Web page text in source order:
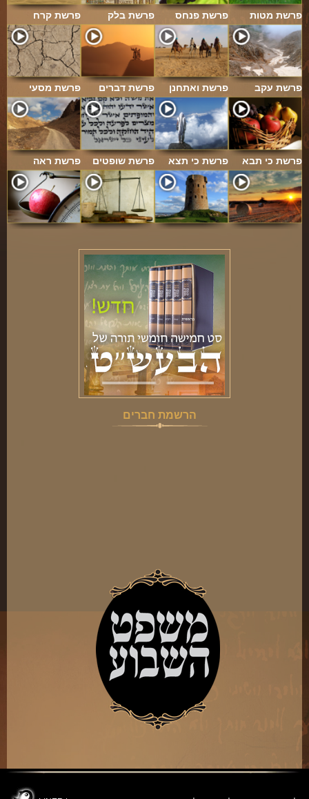
פרשת קרח פרשת בלק פרשת פנחס פרשת מטות
פרשת מסעי פרשת דברים פרשת ואתחנן פרשת עקב
פרשת ראה פרשת שופטים פרשת כי תצא פרשת כי תבא
הרשמת חברים